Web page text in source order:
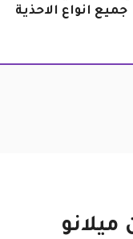
جميع انواع الاحذية
ميلانو